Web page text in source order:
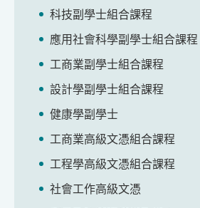
科技副學士組合課程
應用社會科學副學士組合課程
工商業副學士組合課程
設計學副學士組合課程
健康學副學士
工商業高級文憑組合課程
工程學高級文憑組合課程
社會工作高級文憑